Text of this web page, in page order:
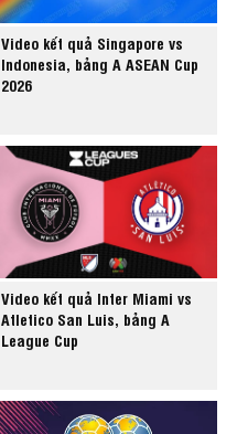
Video kết quả Singapore vs
Indonesia, bảng A ASEAN Cup
2026
Video kết quả Inter Miami vs
Atletico San Luis, bảng A
League Cup